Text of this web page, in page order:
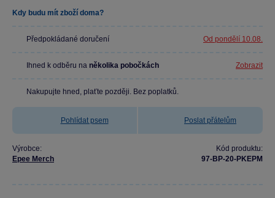
Kdy budu mít zboží doma?
Předpokládané doručení Od pondělí 10.08.
Ihned k odběru na několika pobočkách Zobrazit
Nakupujte hned, plaťte později. Bez poplatků.
Pohlídat psem Poslat přátelům
Výrobce:
Epee Merch
Kód produktu:
97-BP-20-PKEPM